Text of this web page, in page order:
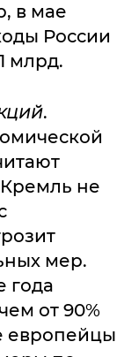
в мае
России
млрд.
.
не
мер.
года
от 90%
европейцы